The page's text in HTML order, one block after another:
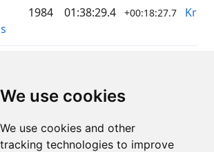
We use cookies
We use cookies and other
tracking technologies to improve
1984 01:38:29.4 +00:18:27.7